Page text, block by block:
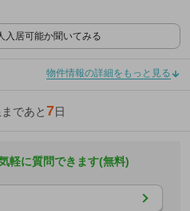
入居可能か聞いてみる
物件情報の詳細をもっと見る
であと7日
軽に質問できます(無料)